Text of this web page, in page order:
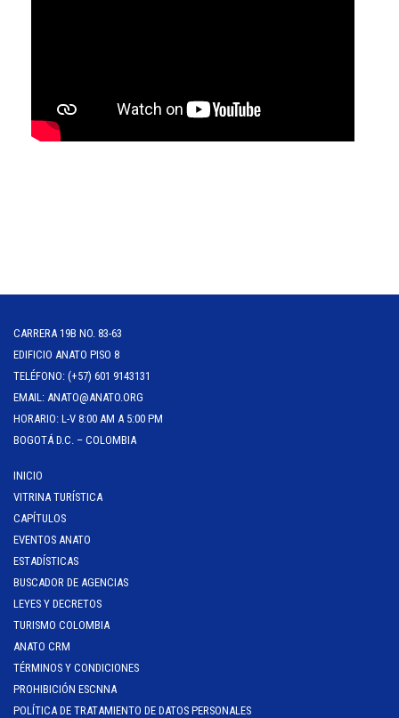
CARRERA 19B NO. 83-63
EDIFICIO ANATO PISO 8
TELÉFONO: (+57) 601 9143131
EMAIL: ANATO@ANATO.ORG
HORARIO: L-V 8:00 AM A 5:00 PM
BOGOTÁ D.C. – COLOMBIA
INICIO
VITRINA TURÍSTICA
CAPÍTULOS
EVENTOS ANATO
ESTADÍSTICAS
BUSCADOR DE AGENCIAS
LEYES Y DECRETOS
TURISMO COLOMBIA
ANATO CRM
TÉRMINOS Y CONDICIONES
PROHIBICIÓN ESCNNA
POLÍTICA DE TRATAMIENTO DE DATOS PERSONALES